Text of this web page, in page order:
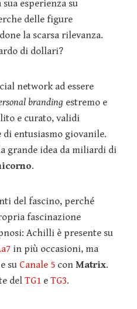
sua esperienza su
delle figure
la scarsa rilevanza.
di dollari?
network ad essere
branding estremo e
e curato, validi
entusiasmo giovanile.
grande idea da miliardi di
.
del fascino, perché
fascinazione
Achilli è presente su
in più occasioni, ma
su Canale 5 con Matrix.
del TG1 e TG3.